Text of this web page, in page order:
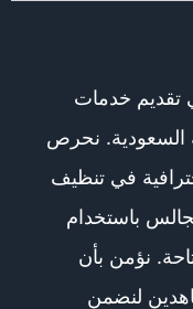
تقديم خدمات
السعودية. نحرص
في تنظيف
باستخدام
نؤمن بأن
لنضمن